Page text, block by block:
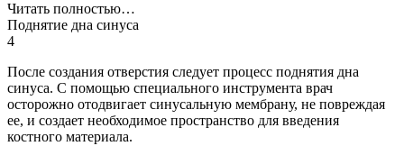
Читать полностью…
Поднятие дна синуса
4
После создания отверстия следует процесс поднятия дна
синуса. С помощью специального инструмента врач
осторожно отодвигает синусальную мембрану, не повреждая
ее, и создает необходимое пространство для введения
костного материала.